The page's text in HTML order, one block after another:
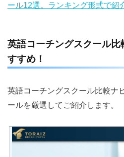
ール12選。ランキング形式で紹
英語コーチングスクール比
すすめ！
英語コーチングスクール比較ナ
ールを厳選してご紹介します。